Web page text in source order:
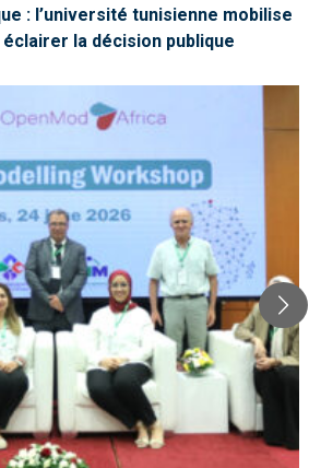
: l’université tunisienne mobilise
la décision publique